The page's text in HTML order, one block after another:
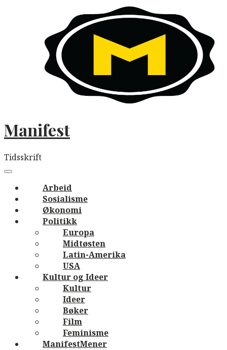
Manifest
Tidsskrift
navigation
Menu
Arbeid
Sosialisme
Økonomi
Politikk
Europa
Midtøsten
Latin-Amerika
USA
Kultur og Ideer
Kultur
Ideer
Bøker
Film
Feminisme
ManifestMener